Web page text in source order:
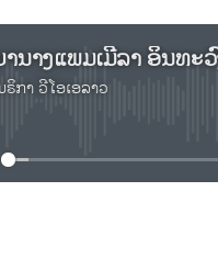
ນາງ​ແພມ​ເມີ​ລ​າ ອິນ​ທະ​
ຣິກາ ວີໂອເອລາວ
No media source currently